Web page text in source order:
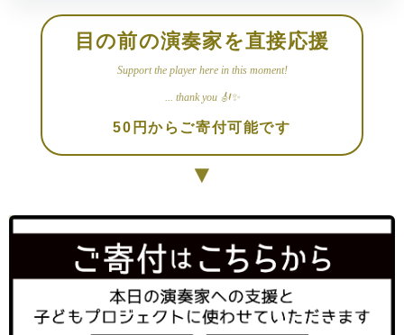
目の前の演奏家を直接応援
Support the player here in this moment!
... thank you 🎻✨
50円からご寄付可能です
▼